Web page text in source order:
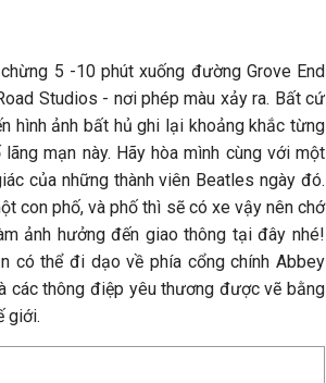
5 -10 phút xuống đường Grove End
Studios - nơi phép màu xảy ra. Bất cứ
hình ảnh bất hủ ghi lại khoảng khắc từng
mạn này. Hãy hòa mình cùng với một
của những thành viên Beatles ngày đó.
con phố, và phố thì sẽ có xe vậy nên chớ
ảnh hưởng đến giao thông tại đây nhé!
có thể đi dạo về phía cổng chính Abbey
các thông điệp yêu thương được vẽ bằng
giới.